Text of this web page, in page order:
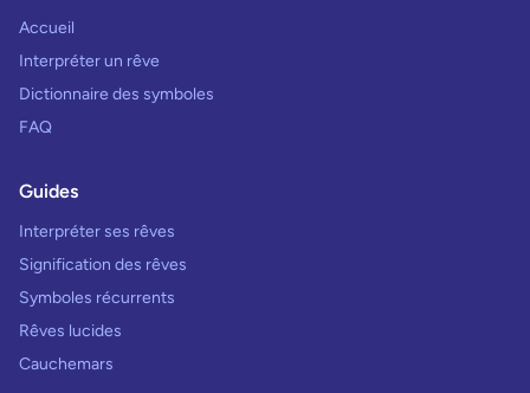
Accueil
Interpréter un rêve
Dictionnaire des symboles
FAQ
Guides
Interpréter ses rêves
Signification des rêves
Symboles récurrents
Rêves lucides
Cauchemars